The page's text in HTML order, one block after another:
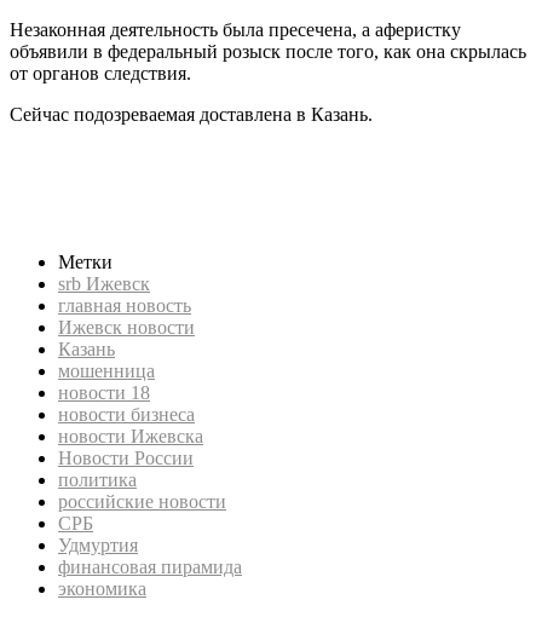
Незаконная деятельность была пресечена, а аферистку
объявили в федеральный розыск после того, как она скрылась
от органов следствия.
Сейчас подозреваемая доставлена в Казань.
Метки
srb Ижевск
главная новость
Ижевск новости
Казань
мошенница
новости 18
новости бизнеса
новости Ижевска
Новости России
политика
российские новости
СРБ
Удмуртия
финансовая пирамида
экономика